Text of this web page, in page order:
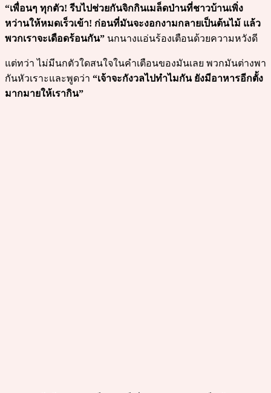
“เพื่อนๆ ทุกตัว! รีบไปช่วยกันจิกกินเมล็ดป่านที่ชาวบ้านเพิ่ง
หว่านให้หมดเร็วเข้า! ก่อนที่มันจะงอกงามกลายเป็นต้นไม้ แล้ว
พวกเราจะเดือดร้อนกัน” นกนางแอ่นร้องเตือนด้วยความหวังดี
แต่ทว่า ไม่มีนกตัวใดสนใจในคำเตือนของมันเลย พวกมันต่างพา
กันหัวเราะและพูดว่า “เจ้าจะกังวลไปทำไมกัน ยังมีอาหารอีกตั้ง
มากมายให้เรากิน”